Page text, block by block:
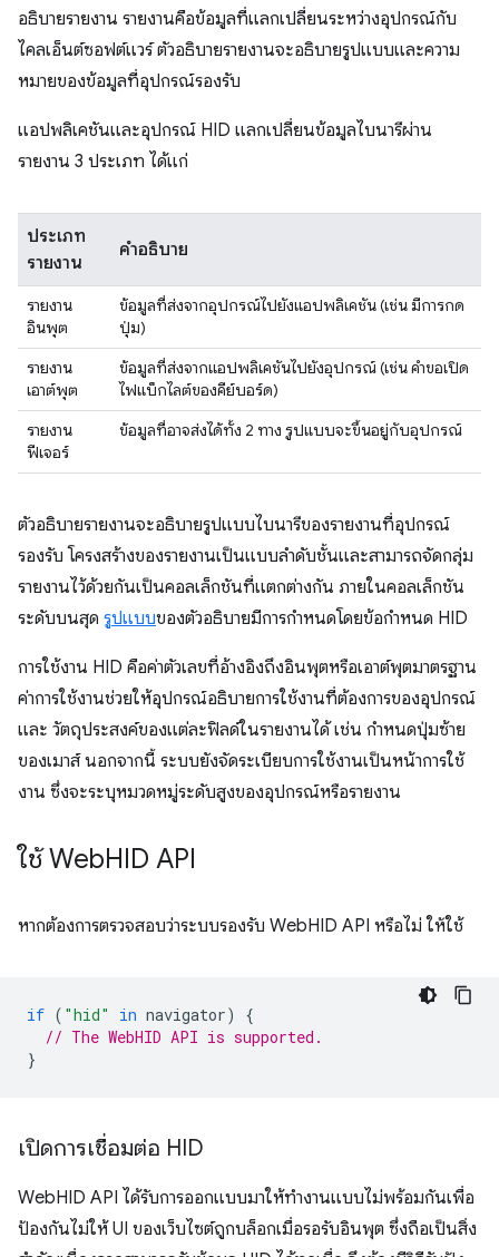
อธิบายรายงาน รายงานคือข้อมูลที่แลกเปลี่ยนระหว่างอุปกรณ์กับ
ไคลเอ็นต์ซอฟต์แวร์ ตัวอธิบายรายงานจะอธิบายรูปแบบและความ
หมายของข้อมูลที่อุปกรณ์รองรับ
แอปพลิเคชันและอุปกรณ์ HID แลกเปลี่ยนข้อมูลไบนารีผ่าน
รายงาน 3 ประเภท ได้แก่
ประเภท
รายงาน
คำอธิบาย
รายงาน
อินพุต
ข้อมูลที่ส่งจากอุปกรณ์ไปยังแอปพลิเคชัน (เช่น มีการกด
ปุ่ม)
รายงาน
เอาต์พุต
ข้อมูลที่ส่งจากแอปพลิเคชันไปยังอุปกรณ์ (เช่น คำขอเปิด
ไฟแบ็กไลต์ของคีย์บอร์ด)
รายงาน
ฟีเจอร์
ข้อมูลที่อาจส่งได้ทั้ง 2 ทาง รูปแบบจะขึ้นอยู่กับอุปกรณ์
ตัวอธิบายรายงานจะอธิบายรูปแบบไบนารีของรายงานที่อุปกรณ์
รองรับ โครงสร้างของรายงานเป็นแบบลำดับชั้นและสามารถจัดกลุ่ม
รายงานไว้ด้วยกันเป็นคอลเล็กชันที่แตกต่างกัน ภายในคอลเล็กชัน
ระดับบนสุด รูปแบบของตัวอธิบายมีการกำหนดโดยข้อกำหนด HID
การใช้งาน HID คือค่าตัวเลขที่อ้างอิงถึงอินพุตหรือเอาต์พุตมาตรฐาน
ค่าการใช้งานช่วยให้อุปกรณ์อธิบายการใช้งานที่ต้องการของอุปกรณ์
และ วัตถุประสงค์ของแต่ละฟิลด์ในรายงานได้ เช่น กำหนดปุ่มซ้าย
ของเมาส์ นอกจากนี้ ระบบยังจัดระเบียบการใช้งานเป็นหน้าการใช้
งาน ซึ่งจะระบุหมวดหมู่ระดับสูงของอุปกรณ์หรือรายงาน
ใช้ WebHID API
หากต้องการตรวจสอบว่าระบบรองรับ WebHID API หรือไม่ ให้ใช้
if ( "hid" in navigator)
{
// The WebHID API is supported.
}
เปิดการเชื่อมต่อ HID
WebHID API ได้รับการออกแบบมาให้ทำงานแบบไม่พร้อมกันเพื่อ
ป้องกันไม่ให้ UI ของเว็บไซต์ถูกบล็อกเมื่อรอรับอินพุต ซึ่งถือเป็นสิ่ง